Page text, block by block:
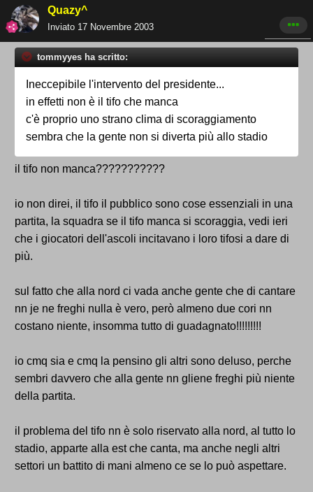
Quazy^
Inviato 17 Novembre 2003
tommyyes ha scritto:
Ineccepibile l'intervento del presidente...
in effetti non è il tifo che manca
c'è proprio uno strano clima di scoraggiamento
sembra che la gente non si diverta più allo stadio
il tifo non manca???????????
io non direi, il tifo il pubblico sono cose essenziali in una
partita, la squadra se il tifo manca si scoraggia, vedi ieri
che i giocatori dell'ascoli incitavano i loro tifosi a dare di
più.
sul fatto che alla nord ci vada anche gente che di cantare
nn je ne freghi nulla è vero, però almeno due cori nn
costano niente, insomma tutto di guadagnato!!!!!!!!!
io cmq sia e cmq la pensino gli altri sono deluso, perche
sembri davvero che alla gente nn gliene freghi più niente
della partita.
il problema del tifo nn è solo riservato alla nord, al tutto lo
stadio, apparte alla est che canta, ma anche negli altri
settori un battito di mani almeno ce se lo può aspettare.